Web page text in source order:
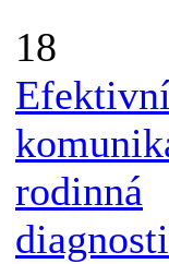
18
rodinná